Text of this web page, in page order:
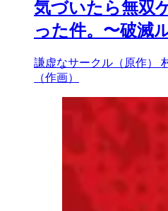
気づいたら無双
った件。〜破滅
謙虚なサークル（原作）
（作画）